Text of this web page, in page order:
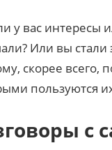
у вас
Или вы
скорее всего,
пользуются
с